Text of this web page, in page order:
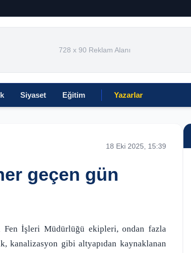
728 x 90 Reklam Alanı
Siyaset Eğitim Yazarlar
18 Eki 2025, 15:39
geçen gün
Fen İşleri Müdürlüğü ekipleri, ondan fazla
kanalizasyon gibi altyapıdan kaynaklanan